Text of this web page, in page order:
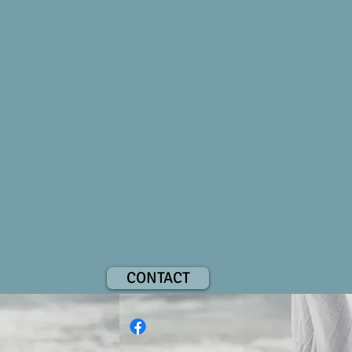
CONTACT